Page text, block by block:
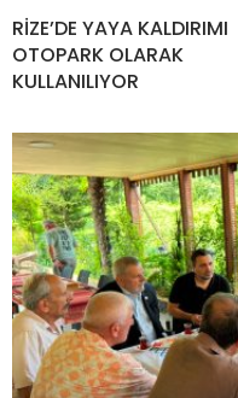
RİZE’DE YAYA KALDIRIMI
OTOPARK OLARAK
KULLANILIYOR